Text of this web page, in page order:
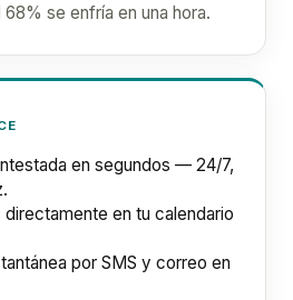
se enfría en una hora.
en segundos — 24/7,
directamente en tu calendario
por SMS y correo en